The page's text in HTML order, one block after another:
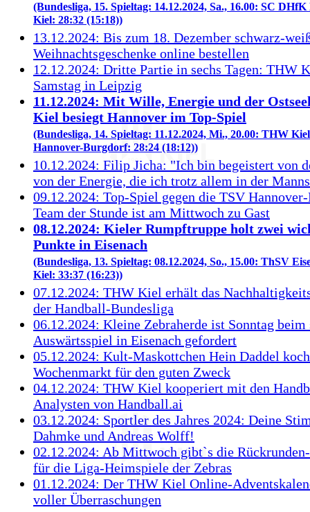
(Bundesliga, 15. Spieltag: 14.12.2024, Sa., 16.00: SC
Kiel: 28:32 (15:18))
13.12.2024: Bis zum 18. Dezember schwarz-
Weihnachtsgeschenke online bestellen
12.12.2024: Dritte Partie in sechs Tagen: THW
Samstag in Leipzig
11.12.2024: Mit Wille, Energie und der
Kiel besiegt Hannover im Top-Spiel
(Bundesliga, 14. Spieltag: 11.12.2024, Mi., 20.00: THW
Hannover-Burgdorf: 28:24 (18:12))
10.12.2024: Filip Jicha: "Ich bin begeistert von
von der Energie, die ich trotz allem in der
09.12.2024: Top-Spiel gegen die TSV
Team der Stunde ist am Mittwoch zu Gast
08.12.2024: Kieler Rumpftruppe holt zwei
Punkte in Eisenach
(Bundesliga, 13. Spieltag: 08.12.2024, So., 15.00: ThSV
Kiel: 33:37 (16:23))
07.12.2024: THW Kiel erhält das
der Handball-Bundesliga
06.12.2024: Kleine Zebraherde ist Sonntag beim
Auswärtsspiel in Eisenach gefordert
05.12.2024: Kult-Maskottchen Hein Daddel
Wochenmarkt für den guten Zweck
04.12.2024: THW Kiel kooperiert mit den
Analysten von Handball.ai
03.12.2024: Sportler des Jahres 2024: Deine
Dahmke und Andreas Wolff!
02.12.2024: Ab Mittwoch gibt`s die
für die Liga-Heimspiele der Zebras
01.12.2024: Der THW Kiel Online-
voller Überraschungen